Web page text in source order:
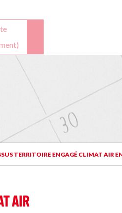
TERRITOIRE ENGAGÉ CLIMAT AIR
AIR